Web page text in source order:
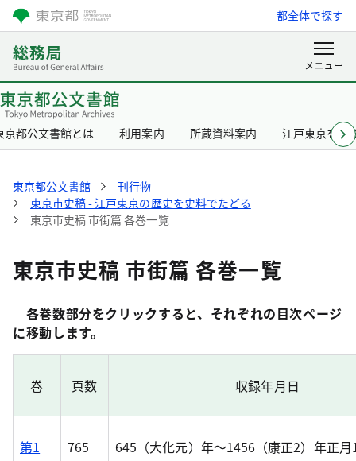
都全体で探す
京都公文書館とは 利用案内 所蔵資料案内 江戸東京を知
東京都公文書館
刊行物
東京市史稿 - 江戸東京の歴史を史料でたどる
東京市史稿 市街篇 各巻一覧
東京市史稿 市街篇 各巻一覧
各巻数部分をクリックすると、それぞれの目次ページ
に移動します。
巻 頁数 収録年月日
第1 765 645（大化元）年～1456（康正2）年正月